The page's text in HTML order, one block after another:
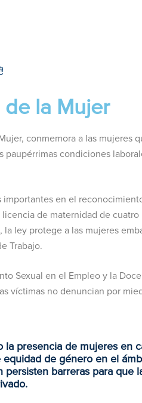
de la Mujer
conmemora a las mujeres
condiciones
importantes en el
de maternidad de cuatro
la ley protege a las mujeres
Trabajo.
Sexual en el Empleo y la
víctimas no denuncian por
la presencia de mujeres en
de género en el
persisten barreras para que